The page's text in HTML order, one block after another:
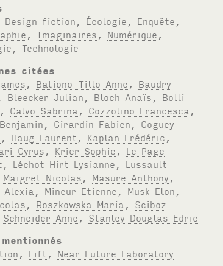
Design fiction Écologie Enquête
Imaginaires Numérique
,Technologie
citées
Bationo-Tillo Anne
Baudry
Bleecker Julian Bloch Anaïs
Bolli
Calvo Sabrina Cozzolino Francesca
Girardin Fabien
Goguey
Haug Laurent Kaplan Frédéric
Cyrus
Krier Sophie
Le Page
Léchot Hirt Lysianne
Lussault
Maigret Nicolas Masure Anthony
Alexia
Mineur Etienne Musk Elon
Roszkowska Maria
Sciboz
Schneider Anne
Stanley Douglas Edric
Lift Near Future Laboratory